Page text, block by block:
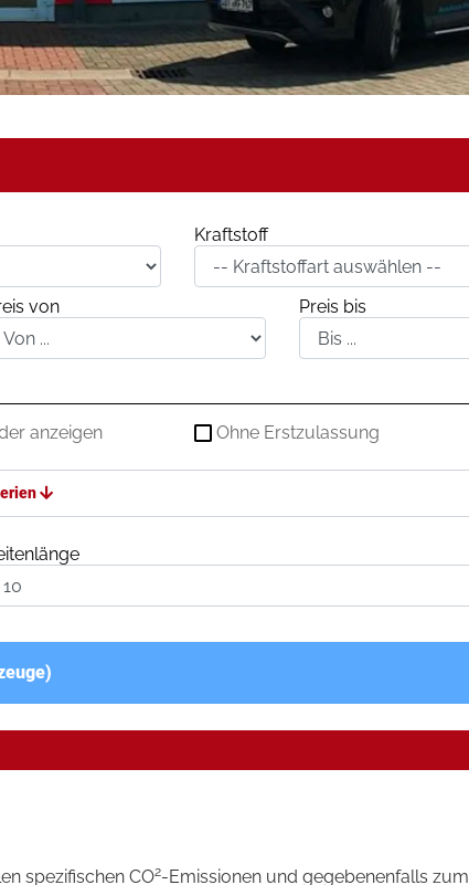
Kraftstoff
von Preis bis
anzeigen Ohne Erstzulassung
spezifischen CO2-Emissionen und gegebenenfalls zum